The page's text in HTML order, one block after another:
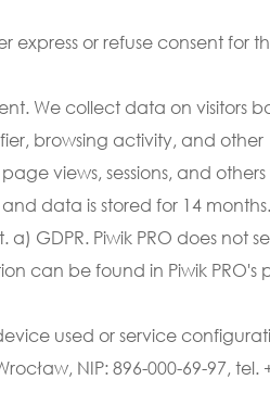
express or refuse consent for
We collect data on visitors
browsing activity, and other
views, sessions, and others
data is stored for 14
GDPR. Piwik PRO does not
can be found in Piwik PRO's
used or service
NIP: 896-000-69-97, tel.